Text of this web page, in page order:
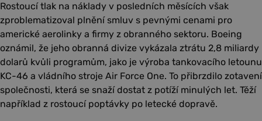
Rostoucí tlak na náklady v posledních měsících však
zproblematizoval plnění smluv s pevnými cenami pro
americké aerolinky a firmy z obranného sektoru. Boeing
oznámil, že jeho obranná divize vykázala ztrátu 2,8 miliardy
dolarů kvůli programům, jako je výroba tankovacího letounu
KC-46 a vládního stroje Air Force One. To přibrzdilo zotavení
společnosti, která se snaží dostat z potíží minulých let. Těží
například z rostoucí poptávky po letecké dopravě.